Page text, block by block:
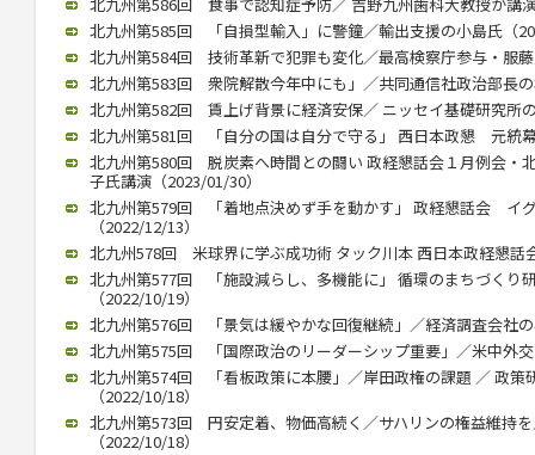
北九州第586回 食事で認知症予防／ 吉野九州歯科大教授が講
北九州第585回 「自損型輸入」に警鐘／輸出支援の小島氏（
北九州第584回 技術革新で犯罪も変化／最高検察庁参与・服
北九州第583回 衆院解散今年中にも」／共同通信社政治部長
北九州第582回 賃上げ背景に経済安保／ ニッセイ基礎研究所
北九州第581回 「自分の国は自分で守る」 西日本政懇 元統
北九州第580回 脱炭素へ時間との闘い 政経懇話会１月例会・
子氏講演（2023/01/30）
北九州第579回 「着地点決めず手を動かす」 政経懇話会 イ
（2022/12/13）
北九州578回 米球界に学ぶ成功術 タック川本 西日本政経懇話
北九州第577回 「施設減らし、多機能に」 循環のまちづくり
（2022/10/19）
北九州第576回 「景気は緩やかな回復継続」／経済調査会社
北九州第575回 「国際政治のリーダーシップ重要」／米中外
北九州第574回 「看板政策に本腰」／岸田政権の課題 ／ 政策
（2022/10/18）
北九州第573回 円安定着、物価高続く／サハリンの権益維持
（2022/10/18）